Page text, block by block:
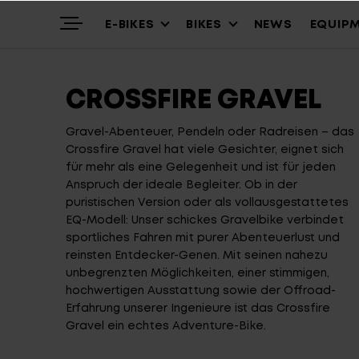
Highlights
Über uns
Service
Stories
E-BIKES
Mountain
Trekking
Gravel & Commute
Cargo & City
BIKES
Mountainbikes
Cross – Urban
Youth & Kids
Alle Modelle
NEWS
CROSSFIRE GRAVEL
Gravel-Abenteuer, Pendeln oder Radreisen – das
Crossfire Gravel hat viele Gesichter, eignet sich
für mehr als eine Gelegenheit und ist für jeden
Anspruch der ideale Begleiter. Ob in der
puristischen Version oder als vollausgestattetes
EQ-Modell: Unser schickes Gravelbike verbindet
sportliches Fahren mit purer Abenteuerlust und
reinsten Entdecker-Genen. Mit seinen nahezu
unbegrenzten Möglichkeiten, einer stimmigen,
hochwertigen Ausstattung sowie der Offroad-
Erfahrung unserer Ingenieure ist das Crossfire
Gravel ein echtes Adventure-Bike.